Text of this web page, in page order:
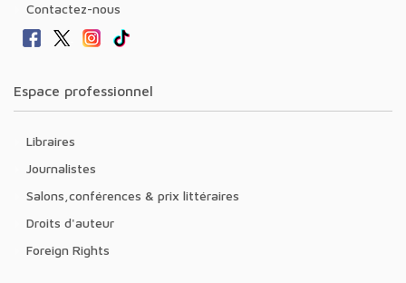
Contactez-nous
Espace professionnel
Libraires
Journalistes
Salons,conférences & prix littéraires
Droits d'auteur
Foreign Rights